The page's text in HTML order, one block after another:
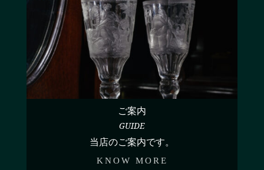
ご案内
GUIDE
当店のご案内です。
KNOW MORE